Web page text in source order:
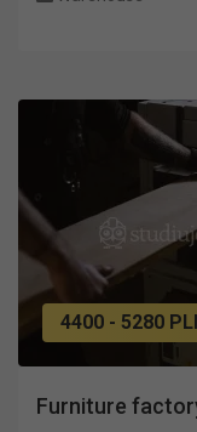
4400 - 5280
Furniture